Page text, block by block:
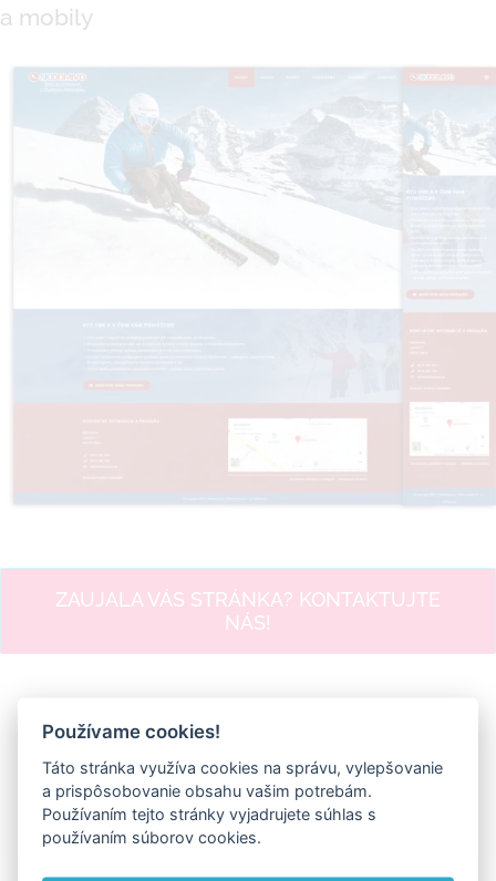
a mobily
ZAUJALA VÁS STRÁNKA? KONTAKTUJTE
NÁS!
Ďakujeme za zdieľanie
Facebook
X LinkedInPinterestVk Email
Používame cookies!
Táto stránka využíva cookies na správu, vylepšovanie
a prispôsobovanie obsahu vašim potrebám.
Používaním tejto stránky vyjadrujete súhlas s
používaním súborov cookies.